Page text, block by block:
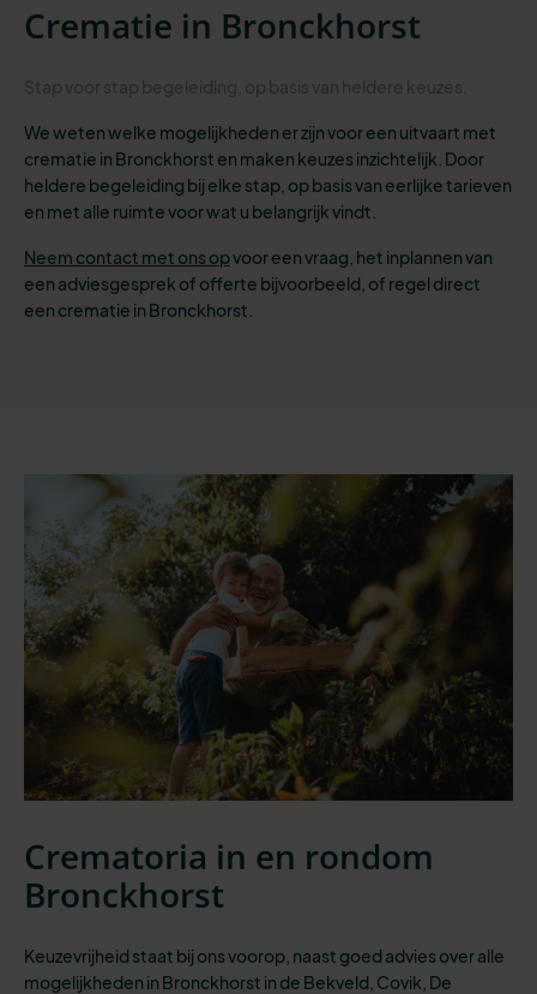
Crematie in Bronckhorst
We weten welke mogelijkheden er zijn voor een uitvaart met
crematie in Bronckhorst en maken keuzes inzichtelijk. Door
heldere begeleiding bij elke stap, op basis van eerlijke tarieven
en met alle ruimte voor wat u belangrijk vindt.
Neem contact met ons opvoor een vraag, het inplannen van
een adviesgesprek of offerte bijvoorbeeld, of regel direct
een crematie in Bronckhorst.
Crematoria in en rondom
Bronckhorst
Keuzevrijheid staat bij ons voorop, naast goed advies over alle
mogelijkheden in Bronckhorst in de Bekveld, Covik, De